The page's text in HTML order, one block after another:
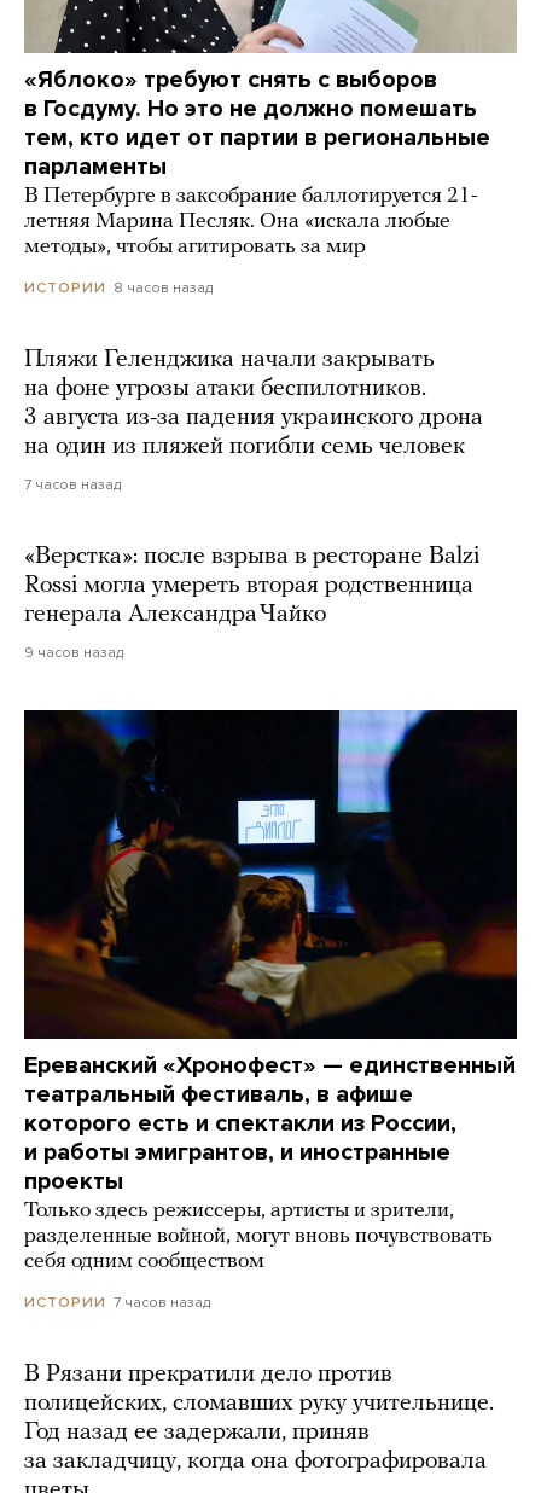
«Яблоко» требуют снять с выборов
в Госдуму. Но это не должно помешать
тем, кто идет от партии в региональные
парламенты
В Петербурге в заксобрание баллотируется 21-
летняя Марина Песляк. Она «искала любые
методы», чтобы агитировать за мир
ИСТОРИИ 8 часов назад
Пляжи Геленджика начали закрывать
на фоне угрозы атаки беспилотников.
3 августа из-за падения украинского дрона
на один из пляжей погибли семь человек
7 часов назад
«Верстка»: после взрыва в ресторане Balzi
Rossi могла умереть вторая родственница
генерала Александра Чайко
9 часов назад
Ереванский «Хронофест» — единственный
театральный фестиваль, в афише
которого есть и спектакли из России,
и работы эмигрантов, и иностранные
проекты
Только здесь режиссеры, артисты и зрители,
разделенные войной, могут вновь почувствовать
себя одним сообществом
ИСТОРИИ 7 часов назад
В Рязани прекратили дело против
полицейских, сломавших руку учительнице.
Год назад ее задержали, приняв
за закладчицу, когда она фотографировала